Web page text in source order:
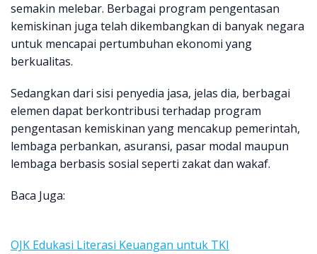
semakin melebar. Berbagai program pengentasan
kemiskinan juga telah dikembangkan di banyak negara
untuk mencapai pertumbuhan ekonomi yang
berkualitas.
Sedangkan dari sisi penyedia jasa, jelas dia, berbagai
elemen dapat berkontribusi terhadap program
pengentasan kemiskinan yang mencakup pemerintah,
lembaga perbankan, asuransi, pasar modal maupun
lembaga berbasis sosial seperti zakat dan wakaf.
Baca Juga:
OJK Edukasi Literasi Keuangan untuk TKI